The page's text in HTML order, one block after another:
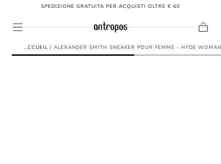
SPEDIZIONE GRATUITA PER ACQUISTI OLTRE € 60
ACCUEIL / ALEXANDER SMITH SNEAKER POUR FEMME - HYDE